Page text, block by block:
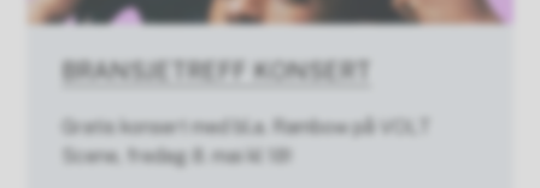
BRANSJETREFF KONSERT
Gratis konsert med bl.a. Rambow på VOLT
Scene, fredag 8. mai kl 18!